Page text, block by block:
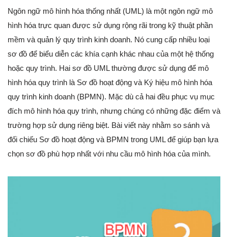
Ngôn ngữ mô hình hóa thống nhất (UML) là một ngôn ngữ mô
hình hóa trực quan được sử dụng rộng rãi trong kỹ thuật phần
mềm và quản lý quy trình kinh doanh. Nó cung cấp nhiều loại
sơ đồ để biểu diễn các khía cạnh khác nhau của một hệ thống
hoặc quy trình. Hai sơ đồ UML thường được sử dụng để mô
hình hóa quy trình là Sơ đồ hoạt động và Ký hiệu mô hình hóa
quy trình kinh doanh (BPMN). Mặc dù cả hai đều phục vụ mục
đích mô hình hóa quy trình, nhưng chúng có những đặc điểm và
trường hợp sử dụng riêng biệt. Bài viết này nhằm so sánh và
đối chiếu Sơ đồ hoạt động và BPMN trong UML để giúp bạn lựa
chọn sơ đồ phù hợp nhất với nhu cầu mô hình hóa của mình.